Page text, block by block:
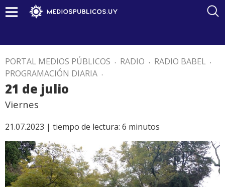
PORTAL MEDIOS PÚBLICOS . RADIO . RADIO BABEL .
PROGRAMACIÓN DIARIA .
21 de julio
Viernes
21.07.2023 | tiempo de lectura: 6 minutos